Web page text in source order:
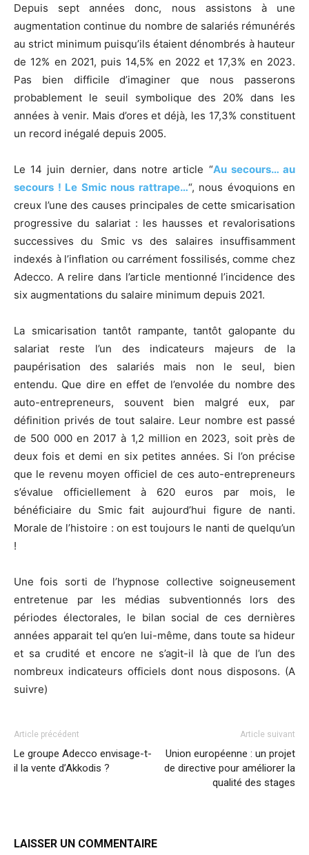
Depuis sept années donc, nous assistons à une
augmentation continue du nombre de salariés rémunérés
au strict minimum puisqu’ils étaient dénombrés à hauteur
de 12% en 2021, puis 14,5% en 2022 et 17,3% en 2023.
Pas bien difficile d’imaginer que nous passerons
probablement le seuil symbolique des 20% dans les
années à venir. Mais d’ores et déjà, les 17,3% constituent
un record inégalé depuis 2005.
Le 14 juin dernier, dans notre article “Au secours… au
secours ! Le Smic nous rattrape…“, nous évoquions en
creux l’une des causes principales de cette smicarisation
progressive du salariat : les hausses et revalorisations
successives du Smic vs des salaires insuffisamment
indexés à l’inflation ou carrément fossilisés, comme chez
Adecco. A relire dans l’article mentionné l’incidence des
six augmentations du salaire minimum depuis 2021.
La smicarisation tantôt rampante, tantôt galopante du
salariat reste l’un des indicateurs majeurs de la
paupérisation des salariés mais non le seul, bien
entendu. Que dire en effet de l’envolée du nombre des
auto-entrepreneurs, souvent bien malgré eux, par
définition privés de tout salaire. Leur nombre est passé
de 500 000 en 2017 à 1,2 million en 2023, soit près de
deux fois et demi en six petites années. Si l’on précise
que le revenu moyen officiel de ces auto-entrepreneurs
s’évalue officiellement à 620 euros par mois, le
bénéficiaire du Smic fait aujourd’hui figure de nanti.
Morale de l’histoire : on est toujours le nanti de quelqu’un
!
Une fois sorti de l’hypnose collective soigneusement
entretenue par les médias subventionnés lors des
périodes électorales, le bilan social de ces dernières
années apparait tel qu’en lui-même, dans toute sa hideur
et sa crudité et encore ne s’agit-il là que de l’un des
nombreux indicateurs officiels dont nous disposons. (A
suivre)
Article précédent
Le groupe Adecco envisage-t-
il la vente d’Akkodis ?
Article suivant
Union européenne : un projet
de directive pour améliorer la
qualité des stages
LAISSER UN COMMENTAIRE